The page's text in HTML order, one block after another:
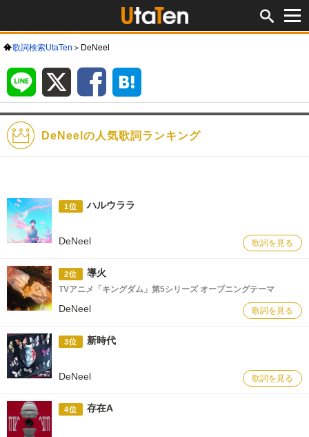
歌詞検索UtaTen DeNeel
LINE Facebook
ク
ー
DeNeelの人気歌詞ランキング
1位 ハルウララ
DeNeel 歌詞を見る
2位 導火
TVアニメ「キングダム」第5シリーズ オープニングテーマ
DeNeel 歌詞を見る
3位 新時代
DeNeel 歌詞を見る
4位 存在A